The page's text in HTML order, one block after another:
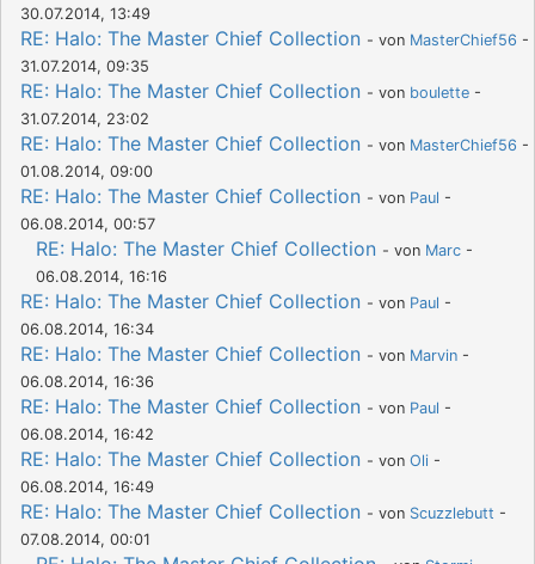
30.07.2014, 13:49
RE: Halo: The Master Chief Collection - von MasterChief56 -
31.07.2014, 09:35
RE: Halo: The Master Chief Collection - von boulette -
31.07.2014, 23:02
RE: Halo: The Master Chief Collection - von MasterChief56 -
01.08.2014, 09:00
RE: Halo: The Master Chief Collection - von Paul -
06.08.2014, 00:57
RE: Halo: The Master Chief Collection - von Marc -
06.08.2014, 16:16
RE: Halo: The Master Chief Collection - von Paul -
06.08.2014, 16:34
RE: Halo: The Master Chief Collection - von Marvin -
06.08.2014, 16:36
RE: Halo: The Master Chief Collection - von Paul -
06.08.2014, 16:42
RE: Halo: The Master Chief Collection - von Oli -
06.08.2014, 16:49
RE: Halo: The Master Chief Collection - von Scuzzlebutt -
07.08.2014, 00:01